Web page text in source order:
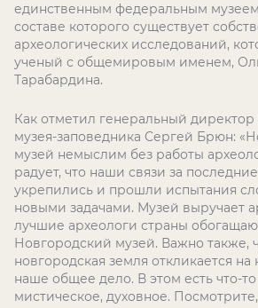
единственным федеральным музеем
составе которого существует
археологических исследований,
ученый с общемировым именем,
Тарабардина.
Как отметил генеральный
музея-заповедника Сергей Брюн:
музей немыслим без работы
радует, что наши связи за
укрепились и прошли испытания
новыми задачами. Музей выручает
лучшие археологи страны
Новгородский музей. Важно также,
новгородская земля откликается
наше общее дело. В этом есть что-то
мистическое, духовное.